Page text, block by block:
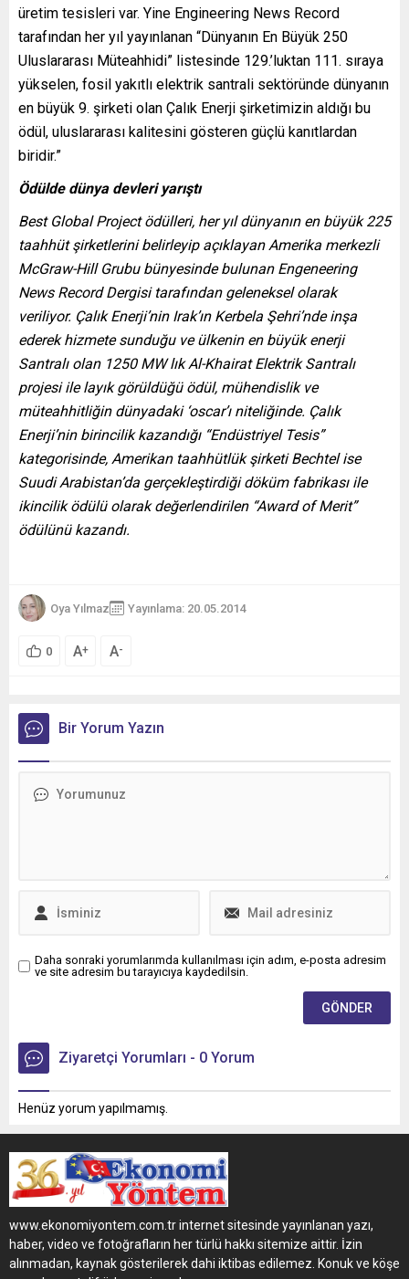
üretim tesisleri var. Yine Engineering News Record
tarafından her yıl yayınlanan “Dünyanın En Büyük 250
Uluslararası Müteahhidi” listesinde 129.’luktan 111. sıraya
yükselen, fosil yakıtlı elektrik santrali sektöründe dünyanın
en büyük 9. şirketi olan Çalık Enerji şirketimizin aldığı bu
ödül, uluslararası kalitesini gösteren güçlü kanıtlardan
biridir.”
Ödülde dünya devleri yarıştı
Best Global Project ödülleri, her yıl dünyanın en büyük 225
taahhüt şirketlerini belirleyip açıklayan Amerika merkezli
McGraw-Hill Grubu bünyesinde bulunan Engeneering
News Record Dergisi tarafından geleneksel olarak
veriliyor. Çalık Enerji’nin Irak’ın Kerbela Şehri’nde inşa
ederek hizmete sunduğu ve ülkenin en büyük enerji
Santralı olan 1250 MW lık Al-Khairat Elektrik Santralı
projesi ile layık görüldüğü ödül, mühendislik ve
müteahhitliğin dünyadaki ‘oscar’ı niteliğinde. Çalık
Enerji’nin birincilik kazandığı “Endüstriyel Tesis”
kategorisinde, Amerikan taahhütlük şirketi Bechtel ise
Suudi Arabistan’da gerçekleştirdiği döküm fabrikası ile
ikincilik ödülü olarak değerlendirilen “Award of Merit”
ödülünü kazandı.
Oya Yılmaz Yayınlama: 20.05.2014
0 A+ A-
Bir Yorum Yazın
Daha sonraki yorumlarımda kullanılması için adım, e-posta adresim
ve site adresim bu tarayıcıya kaydedilsin.
Ziyaretçi Yorumları - 0 Yorum
Henüz yorum yapılmamış.
www.ekonomiyontem.com.tr internet sitesinde yayınlanan yazı,
haber, video ve fotoğrafların her türlü hakkı sitemize aittir. İzin
alınmadan, kaynak gösterilerek dahi iktibas edilemez. Konuk ve köşe